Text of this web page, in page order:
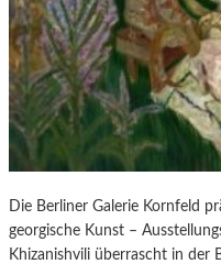
Die Berliner Galerie Kornfeld
georgische Kunst –
Khizanishvili überrascht in der